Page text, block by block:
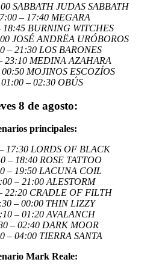
SABBATH JUDAS SABBATH
– 17:40 MEGARA
18:45 BURNING WITCHES
JOSÉ ANDRËA URÓBOROS
– 21:30 LOS BARONES
23:10 MEDINA AZAHARA
MOJINOS ESCOZÍOS
01:00 – 02:30 OBÚS
8 de agosto:
principales:
17:30 LORDS OF BLACK
– 18:40 ROSE TATTOO
– 19:50 LACUNA COIL
– 21:00 ALESTORM
22:20 CRADLE OF FILTH
– 00:00 THIN LIZZY
– 01:20 AVALANCH
– 02:40 DARK MOOR
– 04:00 TIERRA SANTA
Mark Reale: